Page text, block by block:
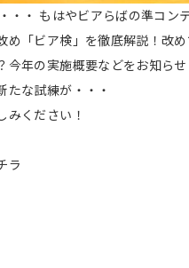
・・ もはやビアらばの準コン
め「ビア検」を徹底解説！改
今年の実施概要などをお知ら
たな試練が・・・
みください！
ラ